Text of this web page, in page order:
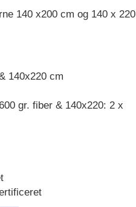
140 x200 cm og 140 x 220
140x220 cm
gr. fiber & 140x220: 2 x